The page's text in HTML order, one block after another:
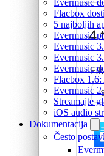
Evermusic
Flacbox
5 najboljih
Evermusic
Evermusic
Evermusic
Evermusic
Flacbox 1.6:
Evermusic
Streamajte
iOS audio
Dokumentacija
Često